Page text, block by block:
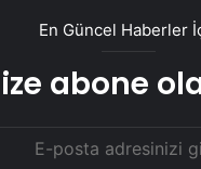
En Güncel Haberler
abone